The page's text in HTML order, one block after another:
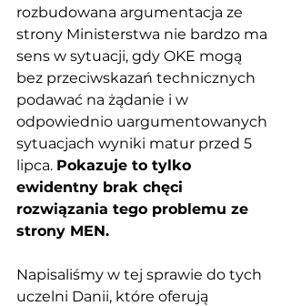
rozbudowana argumentacja ze
strony Ministerstwa nie bardzo ma
sens w sytuacji, gdy OKE mogą
bez przeciwskazań technicznych
podawać na żądanie i w
odpowiednio uargumentowanych
sytuacjach wyniki matur przed 5
lipca. Pokazuje to tylko
ewidentny brak chęci
rozwiązania tego problemu ze
strony MEN.
Napisaliśmy w tej sprawie do tych
uczelni Danii, które oferują